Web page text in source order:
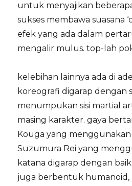
untuk menyajikan
sukses membawa suasana
efek yang ada dalam
mengalir mulus. top-lah
kelebihan lainnya ada di
koreografi digarap dengan
menumpukan sisi martial
masing karakter. gaya
Kouga yang
Suzumura Rei yang
katana digarap dengan
juga berbentuk